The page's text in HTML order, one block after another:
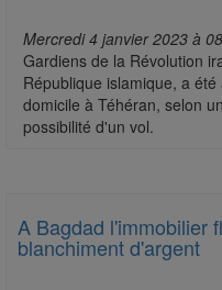
Mercredi 4 janvier 2023 à
Gardiens de la Révolution
République islamique, a
domicile à Téhéran, selon
possibilité d'un vol.
A Bagdad l'immobilier
blanchiment d'argent